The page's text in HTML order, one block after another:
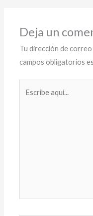
Deja un
Tu dirección de
campos obligatorios